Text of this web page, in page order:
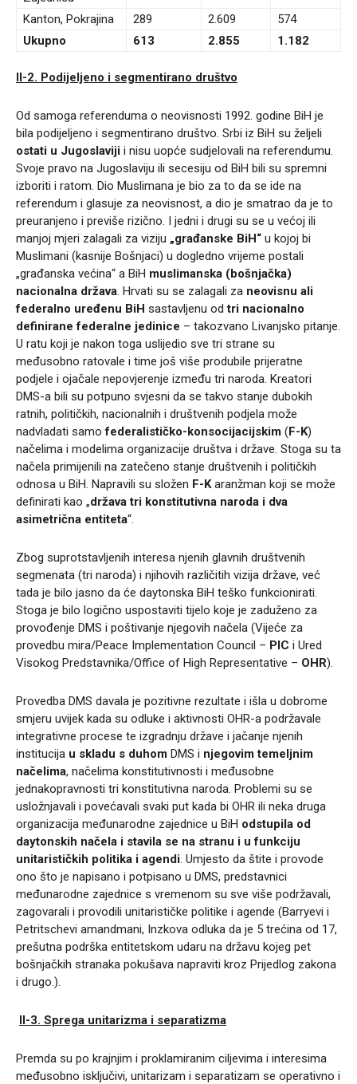
Kanton, Pokrajina 289 2.609
574
Ukupno
613 2.855 1.182
II-2. Podijeljeno i segmentirano društvo
Od samoga referenduma o neovisnosti 1992. godine BiH je
bila podijeljeno i segmentirano društvo. Srbi iz BiH su željeli
ostati u Jugoslaviji i nisu uopće sudjelovali na referendumu.
Svoje pravo na Jugoslaviju ili secesiju od BiH bili su spremni
izboriti i ratom. Dio Muslimana je bio za to da se ide na
referendum i glasuje za neovisnost, a dio je smatrao da je to
preuranjeno i previše rizično. I jedni i drugi su se u većoj ili
manjoj mjeri zalagali za viziju „građanske BiH“ u kojoj bi
Muslimani (kasnije Bošnjaci) u dogledno vrijeme postali
„građanska većina“ a BiH muslimanska (bošnjačka)
nacionalna država. Hrvati su se zalagali za neovisnu ali
federalno uređenu BiH sastavljenu odtri nacionalno
definirane federalne jedinice – takozvano Livanjsko pitanje.
U ratu koji je nakon toga uslijedio sve tri strane su
međusobno ratovale i time još više produbile prijeratne
podjele i ojačale nepovjerenje između tri naroda. Kreatori
DMS-a bili su potpuno svjesni da se takvo stanje dubokih
ratnih, političkih, nacionalnih i društvenih podjela može
nadvladati samofederalističko-konsocijacijskim (F-K)
načelima i modelima organizacije društva i države. Stoga su ta
načela primijenili na zatečeno stanje društvenih i političkih
odnosa u BiH. Napravili su složen F-Karanžman koji se može
definirati kao „država tri konstitutivna naroda i dva
asimetrična entiteta“.
Zbog suprotstavljenih interesa njenih glavnih društvenih
segmenata (tri naroda) i njihovih različitih vizija države, već
tada je bilo jasno da će daytonska BiH teško funkcionirati.
Stoga je bilo logično uspostaviti tijelo koje je zaduženo za
provođenje DMS i poštivanje njegovih načela (Vijeće za
provedbu mira/Peace Implementation Council – PIC i Ured
Visokog Predstavnika/Office of High Representative – OHR).
Provedba DMS davala je pozitivne rezultate i išla u dobrome
smjeru uvijek kada su odluke i aktivnosti OHR-a podržavale
integrativne procese te izgradnju države i jačanje njenih
institucija u skladu s duhom DMS i njegovim temeljnim
načelima, načelima konstitutivnosti i međusobne
jednakopravnosti tri konstitutivna naroda. Problemi su se
usložnjavali i povećavali svaki put kada bi OHR ili neka druga
organizacija međunarodne zajednice u BiH odstupila od
daytonskih načela i stavila se na stranu i u funkciju
unitarističkih politika i agendi. Umjesto da štite i provode
ono što je napisano i potpisano u DMS, predstavnici
međunarodne zajednice s vremenom su sve više podržavali,
zagovarali i provodili unitarističke politike i agende (Barryevi i
Petritschevi amandmani, Inzkova odluka da je 5 trećina od 17,
prešutna podrška entitetskom udaru na državu kojeg pet
bošnjačkih stranaka pokušava napraviti kroz Prijedlog zakona
i drugo.).
II-3. Sprega unitarizma i separatizma
Premda su po krajnjim i proklamiranim ciljevima i interesima
međusobno isključivi, unitarizam i separatizam se operativno i